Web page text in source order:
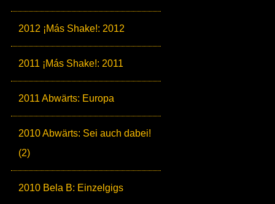
2012 ¡Más Shake!: 2012
2011 ¡Más Shake!: 2011
2011 Abwärts: Europa
2010 Abwärts: Sei auch dabei!
(2)
2010 Bela B: Einzelgigs